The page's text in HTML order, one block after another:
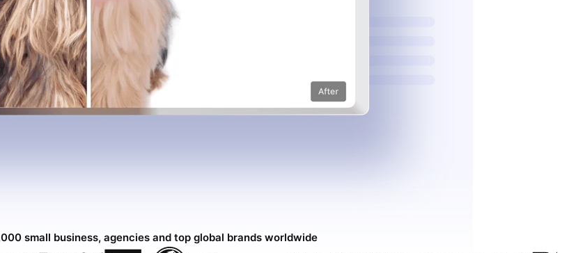
small business, agencies and top global brands worldwide